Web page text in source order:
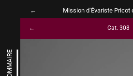
SOMMAIRE
Mission d’Évariste Pricot
Cat. 308